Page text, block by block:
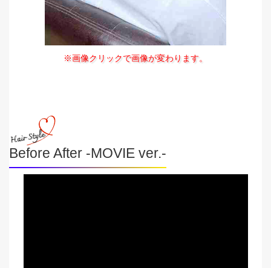
※画像クリックで画像が変わります。
Before After -MOVIE ver.-